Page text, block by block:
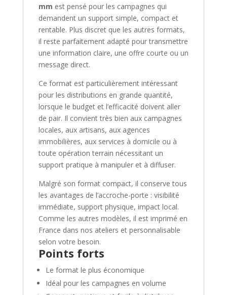
mm est pensé pour les campagnes qui
demandent un support simple, compact et
rentable. Plus discret que les autres formats,
il reste parfaitement adapté pour transmettre
une information claire, une offre courte ou un
message direct.
Ce format est particulièrement intéressant
pour les distributions en grande quantité,
lorsque le budget et l’efficacité doivent aller
de pair. Il convient très bien aux campagnes
locales, aux artisans, aux agences
immobilières, aux services à domicile ou à
toute opération terrain nécessitant un
support pratique à manipuler et à diffuser.
Malgré son format compact, il conserve tous
les avantages de l’accroche-porte : visibilité
immédiate, support physique, impact local.
Comme les autres modèles, il est imprimé en
France dans nos ateliers et personnalisable
selon votre besoin.
Points forts
Le format le plus économique
Idéal pour les campagnes en volume